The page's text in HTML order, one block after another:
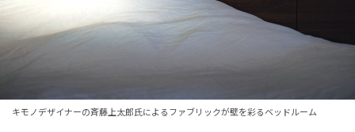
キモノデザイナーの斉藤上太郎氏によるファブリックが壁を彩るベッドルーム